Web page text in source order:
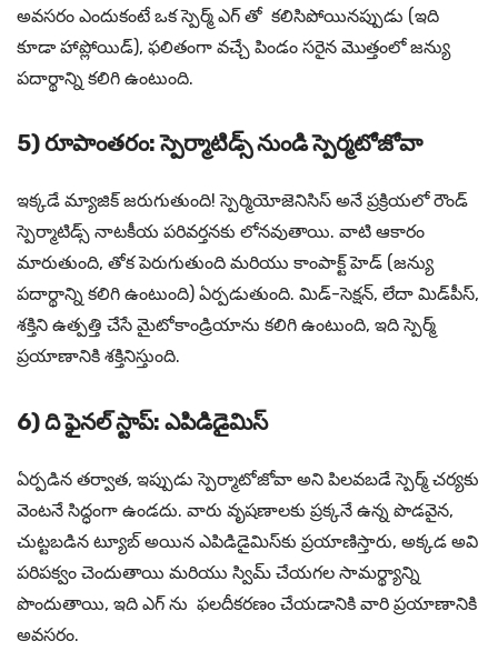
అవసరం ఎందుకంటే ఒక స్పెర్మ్ ఎగ్ తో కలిసిపోయినప్పుడు (ఇది
కూడా హాప్లోయిడ్), ఫలితంగా వచ్చే పిండం సరైన మొత్తంలో జన్యు
పదార్థాన్ని కలిగి ఉంటుంది.
5) రూపాంతరం: స్పెర్మాటిడ్స్ నుండి స్పెర్మటోజోవా
ఇక్కడే మ్యాజిక్ జరుగుతుంది! స్పెర్మియోజెనిసిస్ అనే ప్రక్రియలో రౌండ్
స్పెర్మాటిడ్స్ నాటకీయ పరివర్తనకు లోనవుతాయి. వాటి ఆకారం
మారుతుంది, తోక పెరుగుతుంది మరియు కాంపాక్ట్ హెడ్ (జన్యు
పదార్థాన్ని కలిగి ఉంటుంది) ఏర్పడుతుంది. మిడ్-సెక్షన్, లేదా మిడ్‌పీస్,
శక్తిని ఉత్పత్తి చేసే మైటోకాండ్రియాను కలిగి ఉంటుంది, ఇది స్పెర్మ్
ప్రయాణానికి శక్తినిస్తుంది.
6) ది ఫైనల్ స్టాప్: ఎపిడిడైమిస్
ఏర్పడిన తర్వాత, ఇప్పుడు స్పెర్మాటోజోవా అని పిలవబడే స్పెర్మ్ చర్యకు
వెంటనే సిద్ధంగా ఉండదు. వారు వృషణాలకు ప్రక్కనే ఉన్న పొడవైన,
చుట్టబడిన ట్యూబ్ అయిన ఎపిడిడైమిస్‌కు ప్రయాణిస్తారు, అక్కడ అవి
పరిపక్వం చెందుతాయి మరియు స్విమ్ చేయగల సామర్థ్యాన్ని
పొందుతాయి, ఇది ఎగ్ ను ఫలదీకరణం చేయడానికి వారి ప్రయాణానికి
అవసరం.